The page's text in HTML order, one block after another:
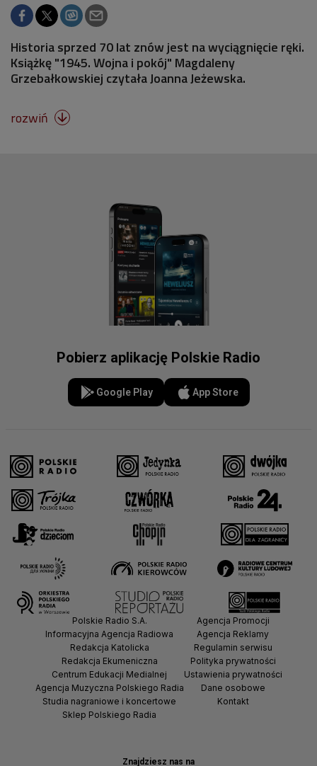
Historia sprzed 70 lat znów jest na wyciągnięcie ręki.
Książkę "1945. Wojna i pokój" Magdaleny
Grzebałkowskiej czytała Joanna Jeżewska.
rozwiń 
Pobierz aplikację Polskie Radio
Google Play App Store
Znajdziesz nas na
Polskie Radio S.A.
Informacyjna Agencja Radiowa
Redakcja Katolicka
Redakcja Ekumeniczna
Centrum Edukacji Medialnej
Agencja Muzyczna Polskiego Radia
Studia nagraniowe i koncertowe
Sklep Polskiego Radia
Agencja Promocji
Agencja Reklamy
Regulamin serwisu
Polityka prywatności
Ustawienia prywatności
Dane osobowe
Kontakt